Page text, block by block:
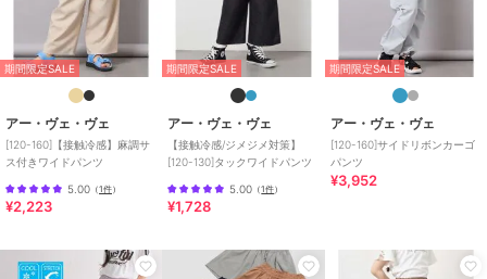
期間限定セール開催中
ブランド アー・ヴェ・ヴェ
商品カテゴリ パンツ ／その他パンツ
パンツ ／ その他パンツ
サイズ 140,150
期間限定SALE
アー・ヴェ・ヴェ
[120-160]【接触冷感】麻調サ
ス付きワイドパンツ
5.00 （1件）
¥2,223
期間限定SALE
アー・ヴェ・ヴェ
【接触冷感/ジメジメ対策】
[120-130]タックワイドパンツ
5.00 （1件）
¥1,728
期間限定SALE
アー・ヴェ・ヴェ
[120-160]サイドリボンカーゴ
パンツ
¥3,952